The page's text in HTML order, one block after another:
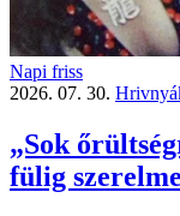
Napi friss
2026. 07. 30.
„Sok
fülig